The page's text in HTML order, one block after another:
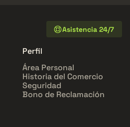
Asistencia 24/7
Perfil
Área Personal
Historia del Comercio
Seguridad
Bono de Reclamación